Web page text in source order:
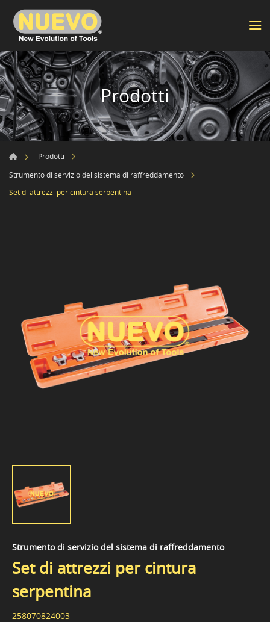
Prodotti
Prodotti
Strumento di servizio del sistema di raffreddamento
Set di attrezzi per cintura serpentina
Strumento di servizio del sistema di raffreddamento
Set di attrezzi per cintura
serpentina
258070824003